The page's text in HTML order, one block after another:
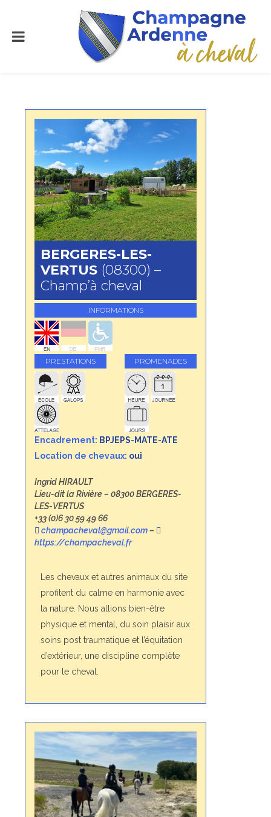
BERGERES-LES-
VERTUS (08300) –
Champ’à cheval
INFORMATIONS
PRESTATIONS PROMENADES
Encadrement: BPJEPS-MATE-ATE
Location de chevaux: oui
Ingrid HIRAULT
Lieu-dit la Rivière – 08300 BERGERES-
LES-VERTUS
+33 (0)6 30 59 49 66
champacheval@gmail.com–
https://champacheval.fr
Les chevaux et autres animaux du site
profitent du calme en harmonie avec
la nature. Nous allions bien-être
physique et mental, du soin plaisir aux
soins post traumatique et l’équitation
d’extérieur, une discipline complète
pour le cheval.